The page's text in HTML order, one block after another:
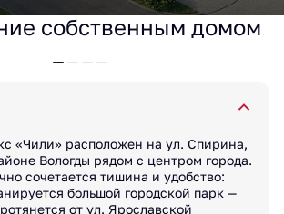
собственным домом
«Чили» расположен на ул. Спирина,
Вологды рядом с центром города.
сочетается тишина и удобство:
большой городской парк —
от ул. Ярославской